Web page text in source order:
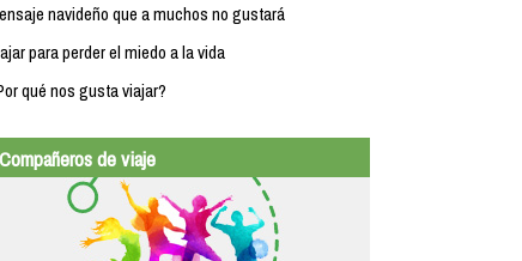
navideño que a muchos no gustará
para perder el miedo a la vida
qué nos gusta viajar?
Compañeros de viaje